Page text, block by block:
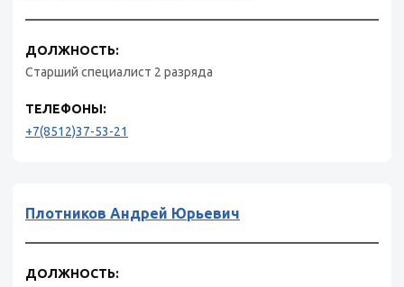
ДОЛЖНОСТЬ:
Старший специалист 2 разряда
ТЕЛЕФОНЫ:
+7(8512)37-53-21
Плотников Андрей Юрьевич
ДОЛЖНОСТЬ: